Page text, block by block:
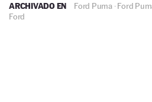
ARCHIVADO EN Ford Puma·Ford
Ford